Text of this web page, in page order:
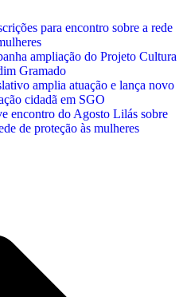
para encontro sobre a rede
ampliação do Projeto Cultura
Gramado
amplia atuação e lança novo
cidadã em SGO
encontro do Agosto Lilás sobre
de proteção às mulheres